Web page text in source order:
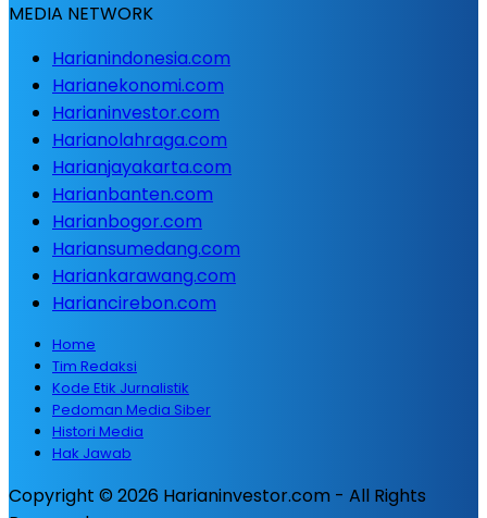
MEDIA NETWORK
Harianindonesia.com
Harianekonomi.com
Harianinvestor.com
Harianolahraga.com
Harianjayakarta.com
Harianbanten.com
Harianbogor.com
Hariansumedang.com
Hariankarawang.com
Hariancirebon.com
Home
Tim Redaksi
Kode Etik Jurnalistik
Pedoman Media Siber
Histori Media
Hak Jawab
Copyright © 2026 Harianinvestor.com - All Rights